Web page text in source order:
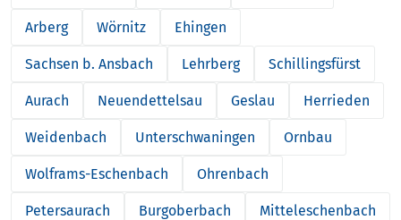
Arberg Wörnitz Ehingen
Sachsen b. Ansbach Lehrberg Schillingsfürst
Aurach Neuendettelsau Geslau Herrieden
Weidenbach Unterschwaningen Ornbau
Wolframs-Eschenbach Ohrenbach
Petersaurach Burgoberbach Mitteleschenbach